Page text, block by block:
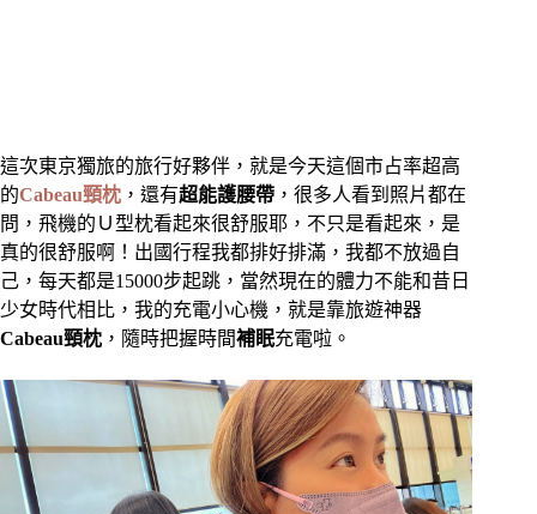
這次東京獨旅的旅行好夥伴，就是今天這個市占率超高
的Cabeau頸枕 ，還有超能護腰帶 ，很多人看到照片都在
問，飛機的Ｕ型枕看起來很舒服耶，不只是看起來，是
真的很舒服啊！出國行程我都排好排滿，我都不放過自
己，每天都是15000步起跳，當然現在的體力不能和昔日
少女時代相比，我的充電小心機，就是靠旅遊神器
Cabeau頸枕 ，隨時把握時間補眠充電啦。